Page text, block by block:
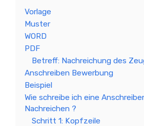
Vorlage
Muster
WORD
PDF
Betreff: Nachreichung des
Anschreiben Bewerbung
Beispiel
Wie schreibe ich eine
Nachreichen ?
Schritt 1: Kopfzeile